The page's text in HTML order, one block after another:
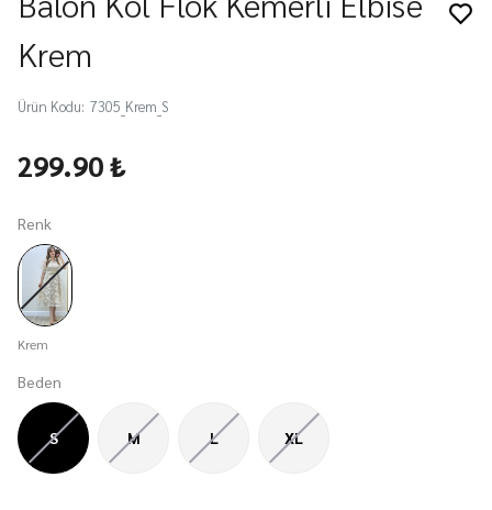
Krem
Ürün Kodu: 7305_Krem_S
299.90 ₺
Renk
Krem
Beden
S M L XL